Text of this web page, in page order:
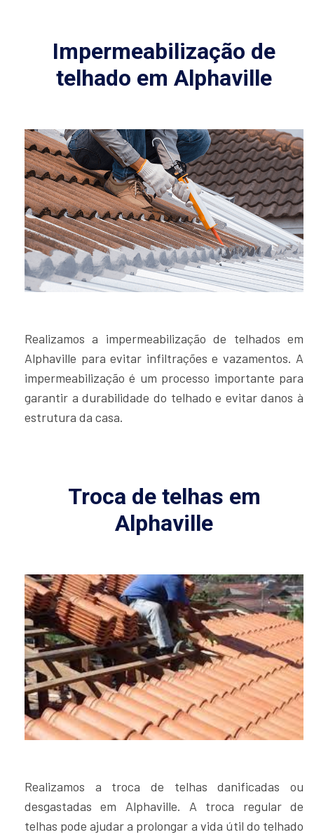
Impermeabilização de
telhado em Alphaville
Realizamos a impermeabilização de telhados em
Alphaville para evitar infiltrações e vazamentos. A
impermeabilização é um processo importante para
garantir a durabilidade do telhado e evitar danos à
estrutura da casa.
Troca de telhas em
Alphaville
Realizamos a troca de telhas danificadas ou
desgastadas em Alphaville. A troca regular de
telhas pode ajudar a prolongar a vida útil do telhado